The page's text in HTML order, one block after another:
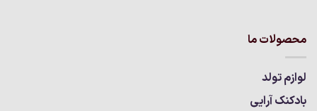
محصولات ما
لوازم تولد
بادکنک آرایی